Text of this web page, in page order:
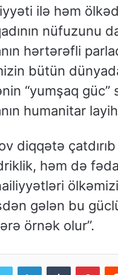
ilə həm
nüfuzunu
hərtərəfli
bütün
“yumşaq
humanitar
diqqətə
həm də
gələn bu
örnək olur”.